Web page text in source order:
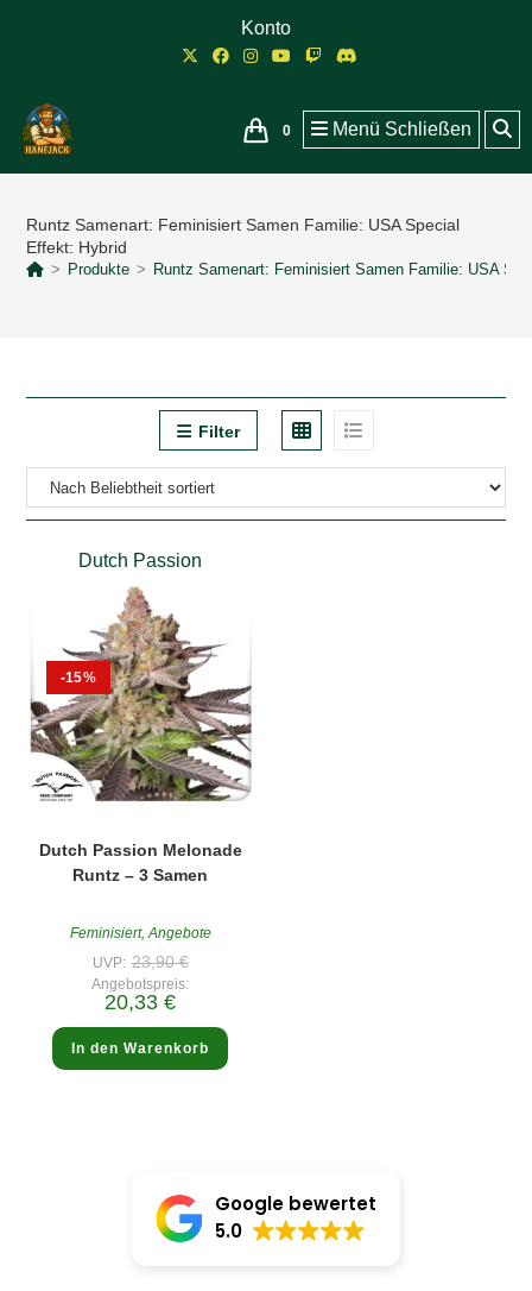
Konto
0 Menü Schließen
Runtz Samenart: Feminisiert Samen Familie: USA Special
Effekt: Hybrid
> Produkte > Runtz Samenart: Feminisiert Samen Familie: USA
Filter
Dutch Passion
-15%
Dutch Passion Melonade
Runtz – 3 Samen
Feminisiert,Angebote
UVP: 23,90€Ursprünglicher
Preis
war:
Angebotspreis:
20,33€Aktueller
ist:
20,33 €.
In den Warenkorb
Google bewertet
5.0